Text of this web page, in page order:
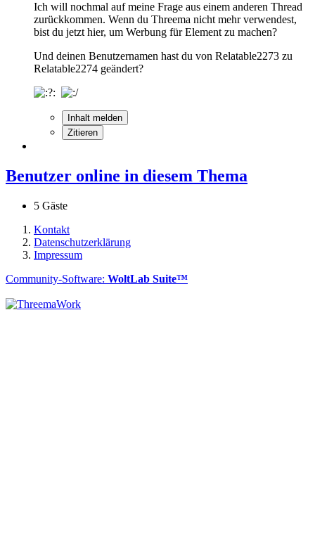
Ich will nochmal auf meine Frage aus einem anderen Thread
zurückkommen. Wenn du Threema nicht mehr verwendest,
bist du jetzt hier, um Werbung für Element zu machen?
Und deinen Benutzernamen hast du von Relatable2273 zu
Relatable2274 geändert?
Inhalt melden
Zitieren
Benutzer online in diesem Thema
5 Gäste
Kontakt
Datenschutzerklärung
Impressum
Community-Software: WoltLab Suite™